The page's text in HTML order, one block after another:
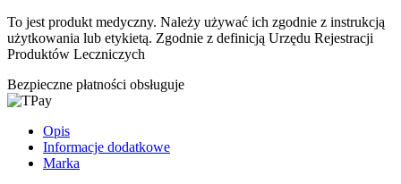
To jest produkt medyczny. Należy używać ich zgodnie z instrukcją
użytkowania lub etykietą. Zgodnie z definicją Urzędu Rejestracji
Produktów Leczniczych
Bezpieczne płatności obsługuje
Opis
Informacje dodatkowe
Marka